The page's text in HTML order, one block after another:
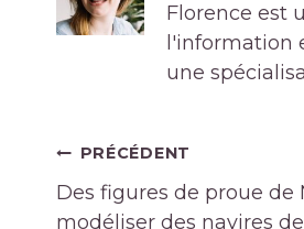
Florence est
l'information
une
Navigation
de
PRÉCÉDENT
Des figures de proue de
modéliser des navires